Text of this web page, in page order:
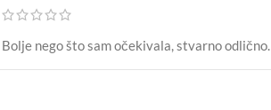
Bolje nego što sam očekivala, stvarno odlično.